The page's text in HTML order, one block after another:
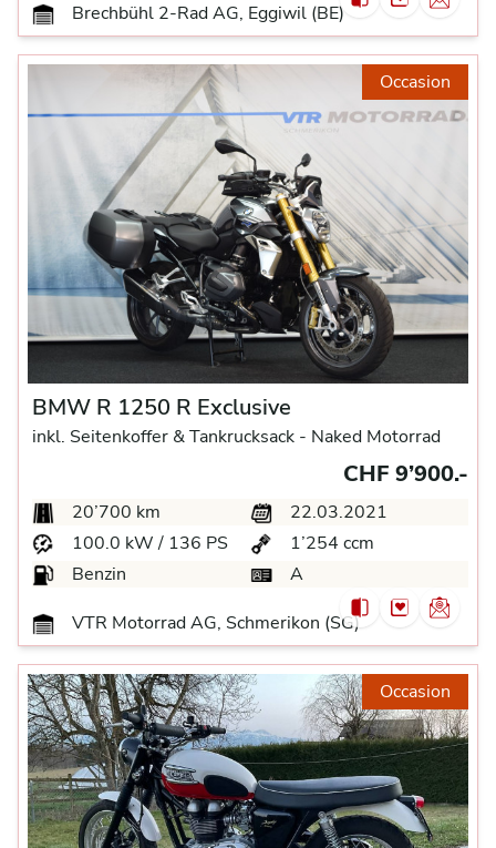
Brechbühl 2-Rad AG, Eggiwil (BE)
Occasion
BMW R 1250 R Exclusive
inkl. Seitenkoffer & Tankrucksack - Naked Motorrad
CHF 9’900.-
20’700 km
22.03.2021
100.0 kW / 136 PS
1’254 ccm
Benzin
A
VTR Motorrad AG, Schmerikon (SG)
Occasion